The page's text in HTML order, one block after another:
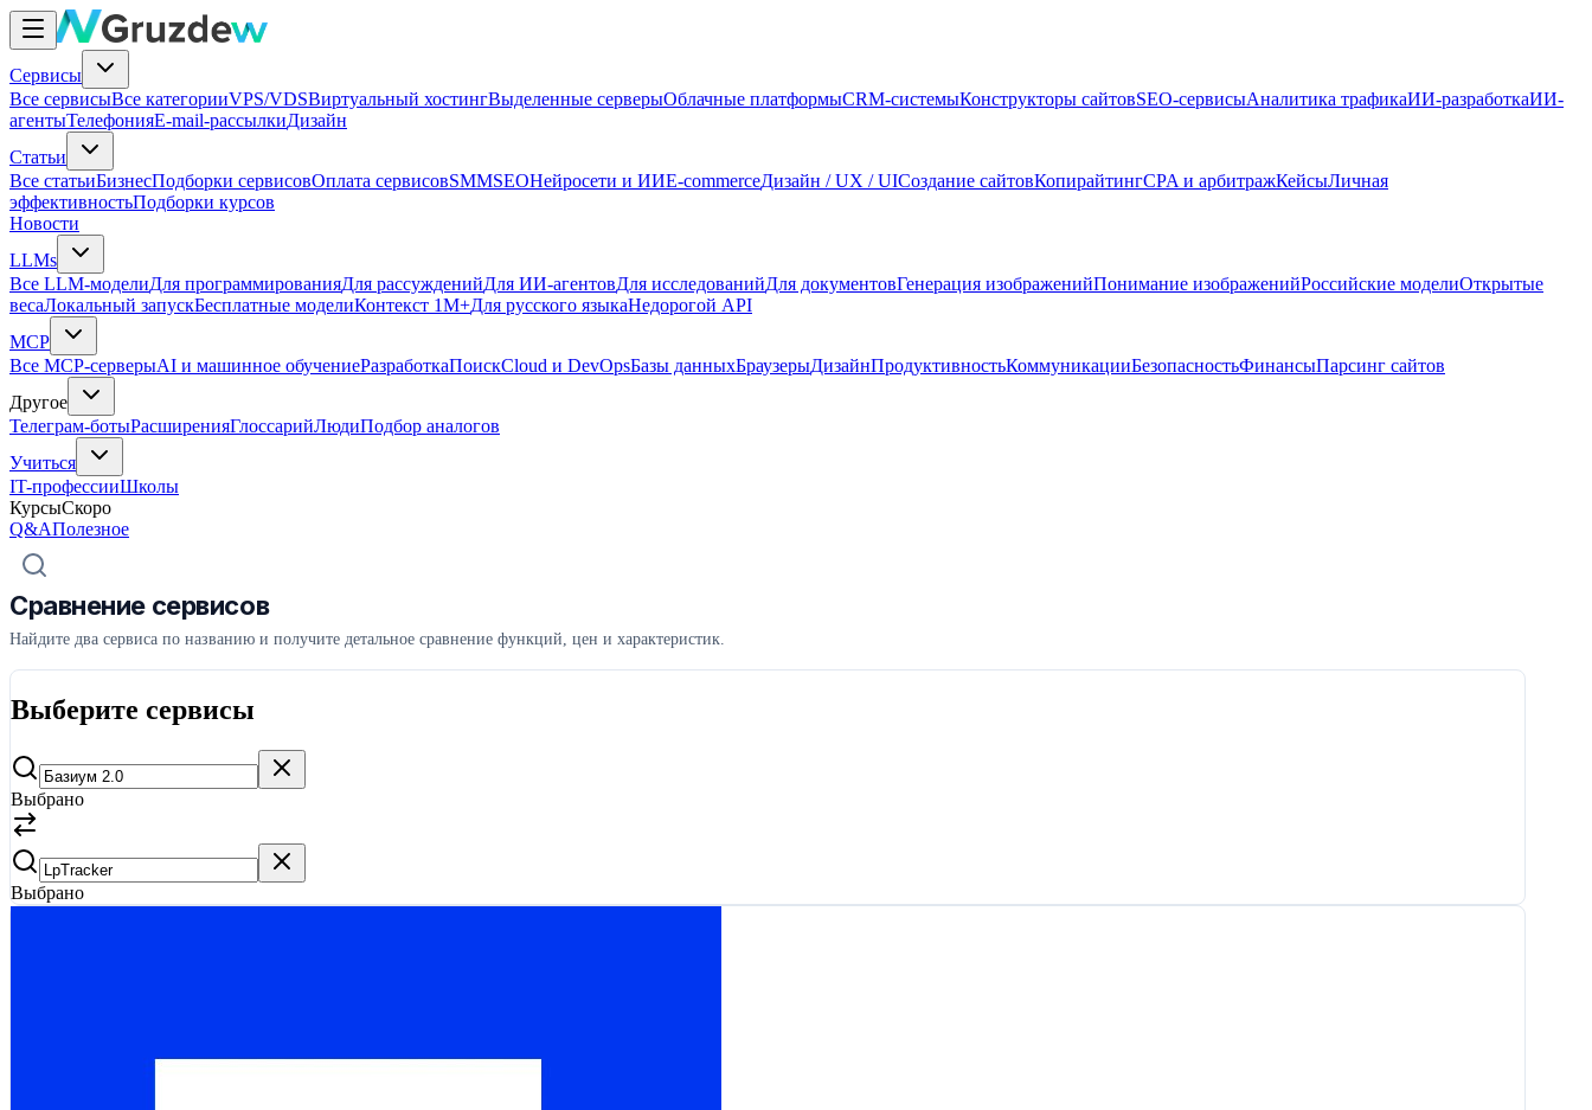
Сервисы
Все сервисыВсе категорииVPS/VDSВиртуальный хостингВыделенные серверыОблачные платформыCRM-системыКонструкторы сайтовSEO-сервисыАналитика трафикаИИ-разработкаИИ-
агентыТелефонияE-mail-рассылкиДизайн
Статьи
Все статьиБизнесПодборки сервисовОплата сервисовSMMSEOНейросети и ИИE-commerceДизайн / UX / UIСоздание сайтовКопирайтингCPA и арбитражКейсыЛичная
эффективностьПодборки курсов
Новости
LLMs
Все LLM-моделиДля программированияДля рассужденийДля ИИ-агентовДля исследованийДля документовГенерация изображенийПонимание изображенийРоссийские моделиОткрытые
весаЛокальный запускБесплатные моделиКонтекст 1M+Для русского языкаНедорогой API
MCP
Все MCP-серверыAI и машинное обучениеРазработкаПоискCloud и DevOpsБазы данныхБраузерыДизайнПродуктивностьКоммуникацииБезопасностьФинансыПарсинг сайтов
Другое
Телеграм-ботыРасширенияГлоссарийЛюдиПодбор аналогов
Учиться
IT-профессииШколы
КурсыСкоро
Q&AПолезное
Сравнение сервисов
Найдите два сервиса по названию и получите детальное сравнение функций, цен и характеристик.
Выберите сервисы
Выбрано
Выбрано